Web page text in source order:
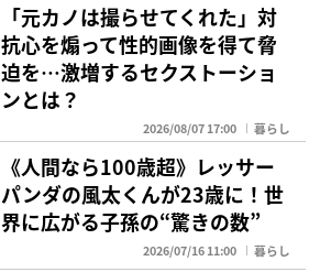
「元カノは撮らせてくれた」対
抗心を煽って性的画像を得て脅
迫を…激増するセクストーショ
ンとは？
2026/08/07 17:00 暮らし
《人間なら100歳超》レッサー
パンダの風太くんが23歳に！世
界に広がる子孫の“驚きの数”
2026/07/16 11:00 暮らし